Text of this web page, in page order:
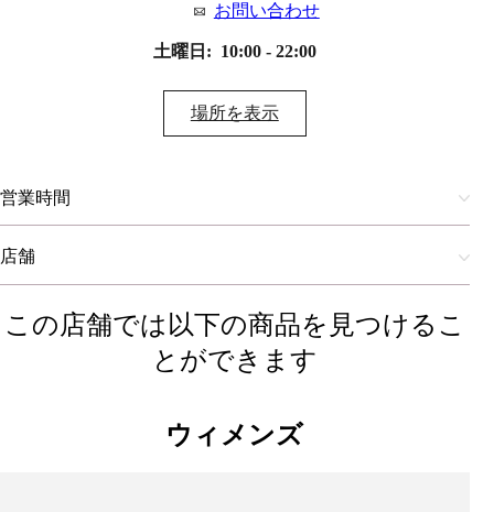
お問い合わせ
土曜日: 10:00 - 22:00
場所を表示​
営業時間
店舗
この店舗では以下の商品を見つけるこ
とができます
ウィメンズ